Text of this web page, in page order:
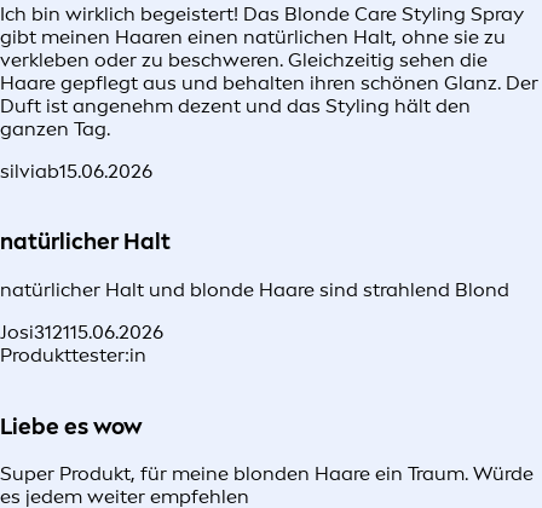
Ich bin wirklich begeistert! Das Blonde Care Styling Spray
gibt meinen Haaren einen natürlichen Halt, ohne sie zu
verkleben oder zu beschweren. Gleichzeitig sehen die
Haare gepflegt aus und behalten ihren schönen Glanz. Der
Duft ist angenehm dezent und das Styling hält den
ganzen Tag.
silviab15.06.2026
natürlicher Halt
natürlicher Halt und blonde Haare sind strahlend Blond
Josi312115.06.2026
Produkttester:in
Liebe es wow
Super Produkt, für meine blonden Haare ein Traum. Würde
es jedem weiter empfehlen